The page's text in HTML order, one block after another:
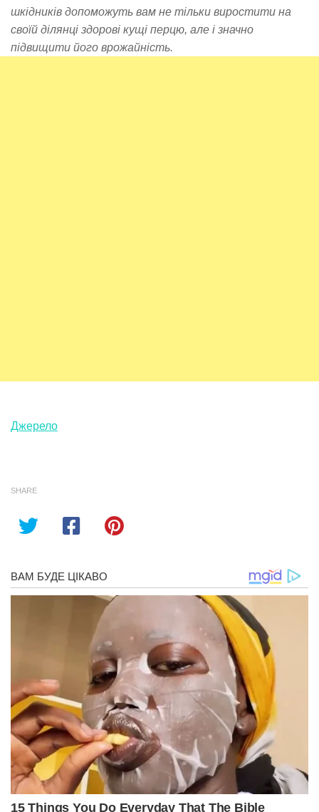
шкідників допоможуть вам не тільки виростити на
своїй ділянці здорові кущі перцю, але і значно
підвищити його врожайність.
Джерело
SHARE